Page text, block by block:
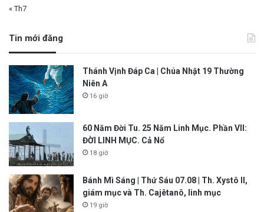
« Th7
Tin mới đăng
Thánh Vịnh Đáp Ca | Chúa Nhật 19 Thường
Niên A
16 giờ
60 Năm Đời Tu. 25 Năm Linh Mục. Phần VII:
ĐỜI LINH MỤC. Cả Nổ
18 giờ
Bánh Mì Sáng | Thứ Sáu 07.08 | Th. Xystô II,
giám mục và Th. Cajêtanô, linh mục
19 giờ